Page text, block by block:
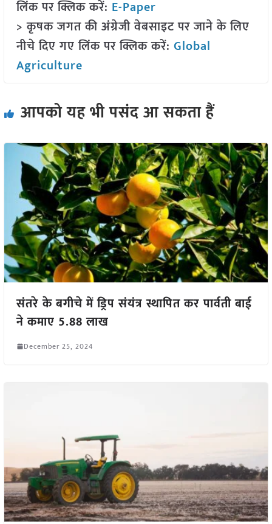
लिंक पर क्लिक करें: E-Paper
> कृषक जगत की अंग्रेजी वेबसाइट पर जाने के लिए
नीचे दिए गए लिंक पर क्लिक करें: Global
Agriculture
आपको यह भी पसंद आ सकता हैं
संतरे के बगीचे में ड्रिप संयंत्र स्थापित कर पार्वती बाई
ने कमाए 5.88 लाख
December 25, 2024